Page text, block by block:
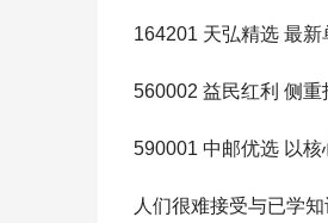
164201 天弘精选 最新
560002 益民红利 侧重
590001 中邮优选 以核
人们很难接受与已学